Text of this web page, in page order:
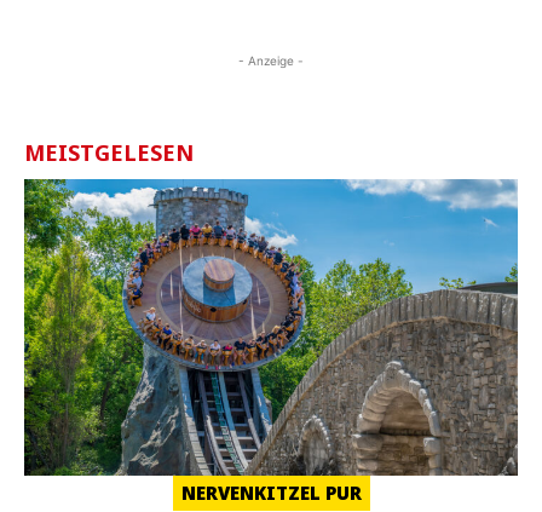
- Anzeige -
MEISTGELESEN
NERVENKITZEL PUR